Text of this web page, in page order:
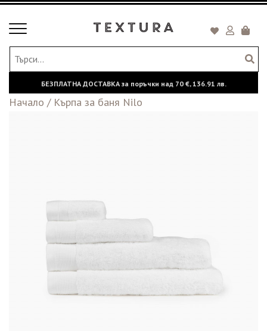
Toggle
БЕЗПЛАТНА ДОСТАВКА за поръчки над 70 €,136.91 лв.
Начало / Кърпа за баня Nilo